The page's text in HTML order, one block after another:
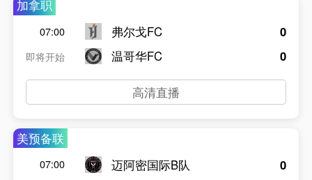
加拿职
07:00
即将开始
弗尔戈FC
温哥华FC
0
0
高清直播
美预备联
07:00
迈阿密国际B队
0